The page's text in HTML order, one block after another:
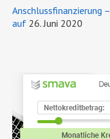
Anschlussfinanzierung
auf 26. Juni 2020